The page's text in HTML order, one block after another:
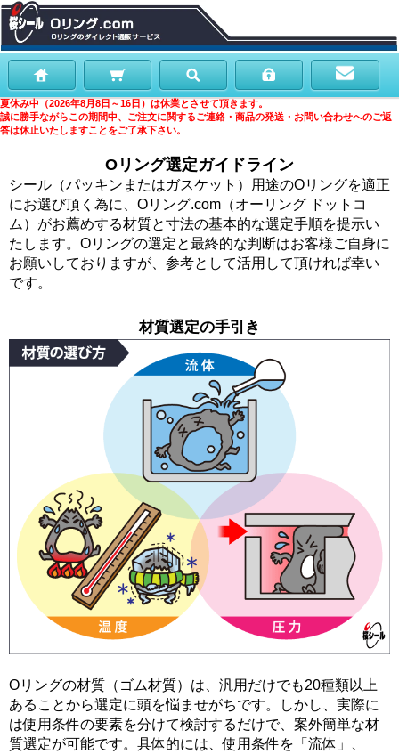
夏休み中（2026年8月8日～16日）は休業とさせて頂きます。
誠に勝手ながらこの期間中、ご注文に関するご連絡・商品の発送・お問い合わせへのご返
答は休止いたしますことをご了承下さい。
Oリング選定ガイドライン
シール（パッキンまたはガスケット）用途のOリングを適正
にお選び頂く為に、Oリング.com（オーリング ドットコ
ム）がお薦めする材質と寸法の基本的な選定手順を提示い
たします。Oリングの選定と最終的な判断はお客様ご自身に
お願いしておりますが、参考として活用して頂ければ幸い
です。
材質選定の手引き
Oリングの材質（ゴム材質）は、汎用だけでも20種類以上
あることから選定に頭を悩ませがちです。しかし、実際に
は使用条件の要素を分けて検討するだけで、案外簡単な材
質選定が可能です。具体的には、使用条件を「流体」、